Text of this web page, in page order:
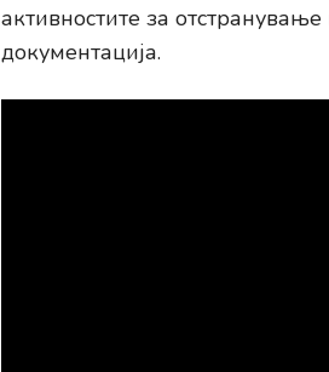
активностите за
документација.